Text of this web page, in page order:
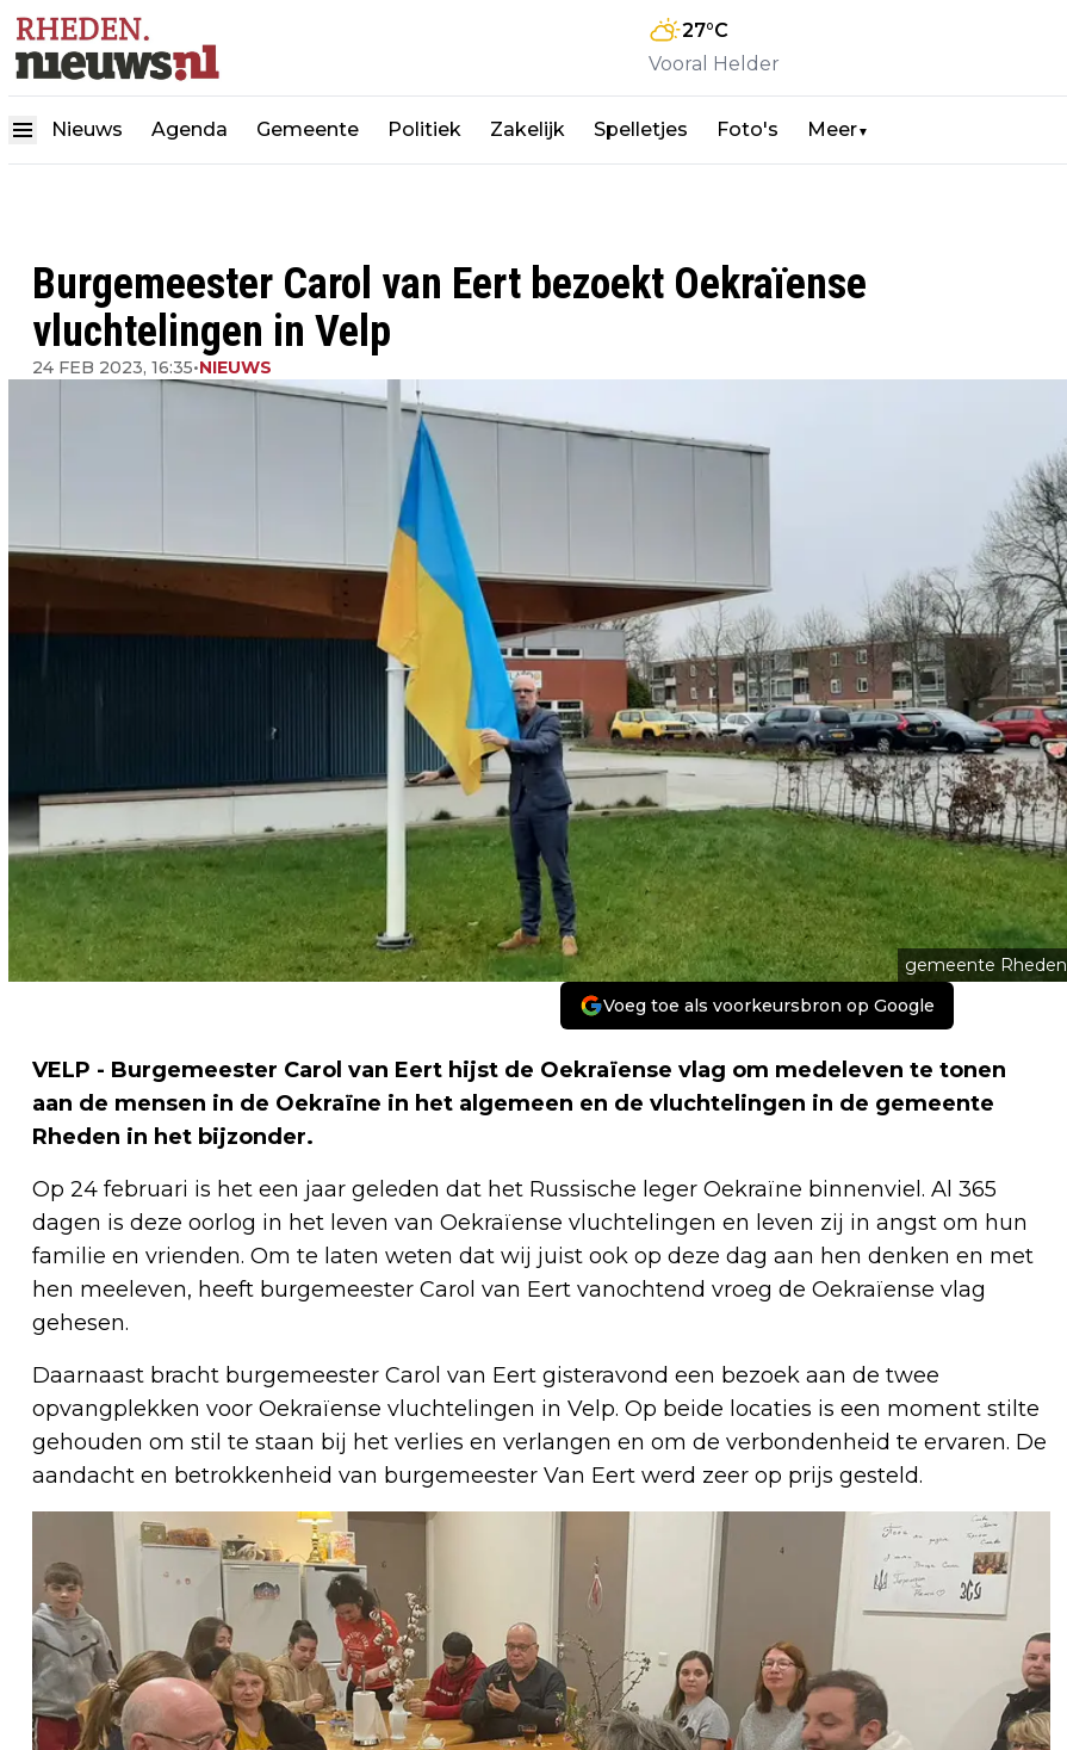
27°C
Vooral Helder
Nieuws Agenda Gemeente Politiek Zakelijk Spelletjes Foto's Meer▼
Burgemeester Carol van Eert bezoekt Oekraïense
vluchtelingen in Velp
24 FEB 2023, 16:35•NIEUWS
gemeente Rheden
Voeg toe als voorkeursbron op Google
VELP - Burgemeester Carol van Eert hijst de Oekraïense vlag om medeleven te tonen
aan de mensen in de Oekraïne in het algemeen en de vluchtelingen in de gemeente
Rheden in het bijzonder.
Op 24 februari is het een jaar geleden dat het Russische leger Oekraïne binnenviel. Al 365
dagen is deze oorlog in het leven van Oekraïense vluchtelingen en leven zij in angst om hun
familie en vrienden. Om te laten weten dat wij juist ook op deze dag aan hen denken en met
hen meeleven, heeft burgemeester Carol van Eert vanochtend vroeg de Oekraïense vlag
gehesen.
Daarnaast bracht burgemeester Carol van Eert gisteravond een bezoek aan de twee
opvangplekken voor Oekraïense vluchtelingen in Velp. Op beide locaties is een moment stilte
gehouden om stil te staan bij het verlies en verlangen en om de verbondenheid te ervaren. De
aandacht en betrokkenheid van burgemeester Van Eert werd zeer op prijs gesteld.